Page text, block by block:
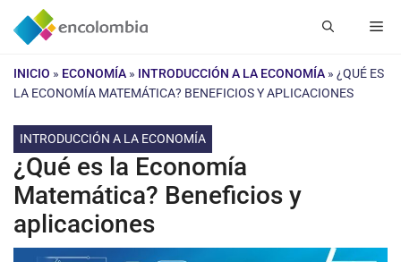
Saltar
INICIO » ECONOMÍA » INTRODUCCIÓN A LA ECONOMÍA » ¿QUÉ ES
LA ECONOMÍA MATEMÁTICA? BENEFICIOS Y APLICACIONES
INTRODUCCIÓN A LA ECONOMÍA
¿Qué es la Economía
Matemática? Beneficios y
aplicaciones